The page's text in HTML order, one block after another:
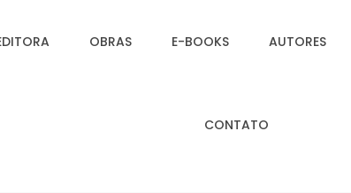
OBRAS E-BOOKS AUTORES
CONTATO